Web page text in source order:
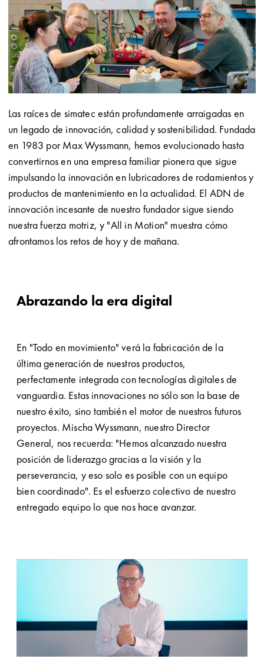
Las raíces de simatec están profundamente arraigadas en
un legado de innovación, calidad y sostenibilidad. Fundada
en 1983 por Max Wyssmann, hemos evolucionado hasta
convertirnos en una empresa familiar pionera que sigue
impulsando la innovación en lubricadores de rodamientos y
productos de mantenimiento en la actualidad. El ADN de
innovación incesante de nuestro fundador sigue siendo
nuestra fuerza motriz, y "All in Motion" muestra cómo
afrontamos los retos de hoy y de mañana.
Abrazando la era digital
En "Todo en movimiento" verá la fabricación de la
última generación de nuestros productos,
perfectamente integrada con tecnologías digitales de
vanguardia. Estas innovaciones no sólo son la base de
nuestro éxito, sino también el motor de nuestros futuros
proyectos. Mischa Wyssmann, nuestro Director
General, nos recuerda: "Hemos alcanzado nuestra
posición de liderazgo gracias a la visión y la
perseverancia, y eso solo es posible con un equipo
bien coordinado". Es el esfuerzo colectivo de nuestro
entregado equipo lo que nos hace avanzar.